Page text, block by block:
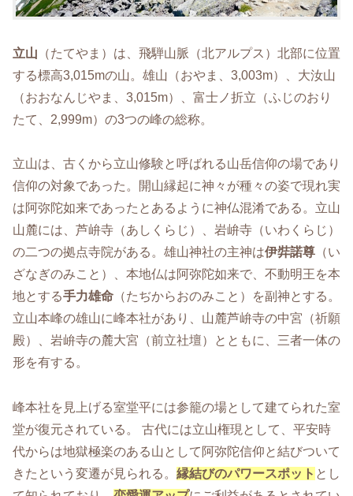
立山 （たてやま）は、飛騨山脈（北アルプス）北部に位置
する標高3,015mの山。雄山（おやま、3,003m）、大汝山
（おおなんじやま、3,015m）、富士ノ折立（ふじのおり
たて、2,999m）の3つの峰の総称。
立山は、古くから立山修験と呼ばれる山岳信仰の場であり
信仰の対象であった。開山縁起に神々が種々の姿で現れ実
は阿弥陀如来であったとあるように神仏混淆である。立山
山麓には、芦峅寺（あしくらじ）、岩峅寺（いわくらじ）
の二つの拠点寺院がある。雄山神社の主神は伊弉諾尊 （い
ざなぎのみこと）、本地仏は阿弥陀如来で、不動明王を本
地とする手力雄命 （たぢからおのみこと）を副神とする。
立山本峰の雄山に峰本社があり、山麓芦峅寺の中宮（祈願
殿）、岩峅寺の麓大宮（前立社壇）とともに、三者一体の
形を有する。
峰本社を見上げる室堂平には参籠の場として建てられた室
堂が復元されている。 古代には立山権現として、平安時
代からは地獄極楽のある山として阿弥陀信仰と結びついて
きたという変遷が見られる。 縁結びのパワースポット とし